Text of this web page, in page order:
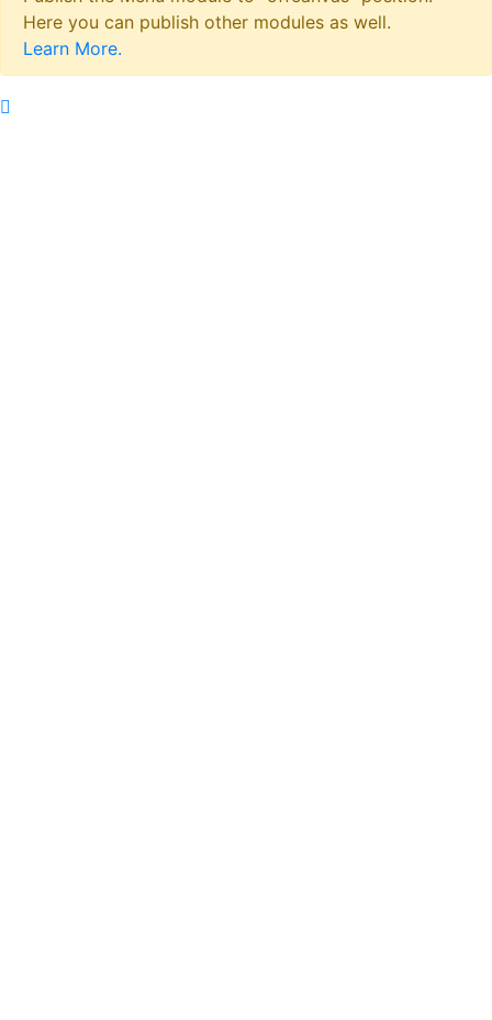
Here you can publish other modules as well.
Learn More.